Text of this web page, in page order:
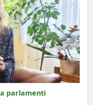
parlamenti